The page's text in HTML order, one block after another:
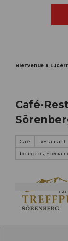
Bienvenue à
Café-
Café
Restaurant
bourgeois,